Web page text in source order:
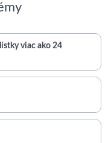
viac ako 24